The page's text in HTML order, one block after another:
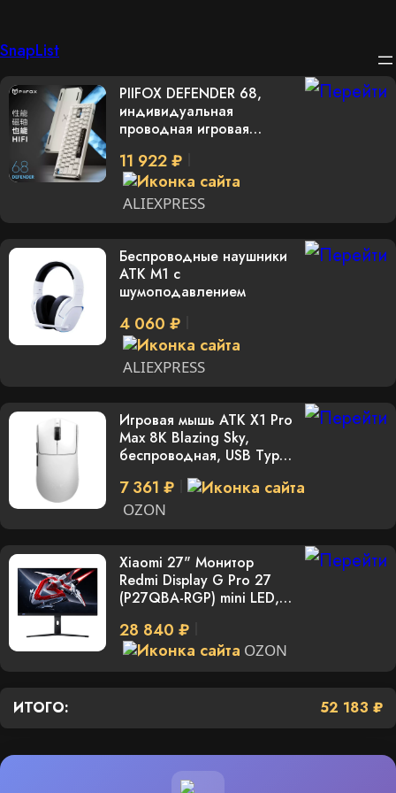
Перейти
к
содержимому
SnapList
PIIFOX DEFENDER 68,
индивидуальная
проводная игровая
алюминиевого сплава
для киберспорта,
бесстрашная контрактная
клавиатура
11 922 ₽
ALIEXPRESS
Беспроводные наушники
ATK M1 с
шумоподавлением
4 060 ₽
ALIEXPRESS
Игровая мышь АТК X1 Pro
Max 8K Blazing Sky,
беспроводная, USB Type-
7 361 ₽
OZON
Xiaomi 27" Монитор
Redmi Display G Pro 27
(P27QBA-RGP) mini LED,
28 840 ₽
OZON
ИТОГО: 52 183 ₽